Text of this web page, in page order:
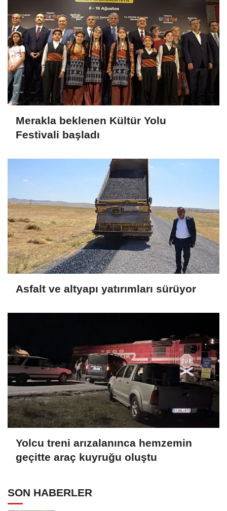
Merakla beklenen Kültür Yolu
Festivali başladı
Asfalt ve altyapı yatırımları sürüyor
Yolcu treni arızalanınca hemzemin
geçitte araç kuyruğu oluştu
SON HABERLER